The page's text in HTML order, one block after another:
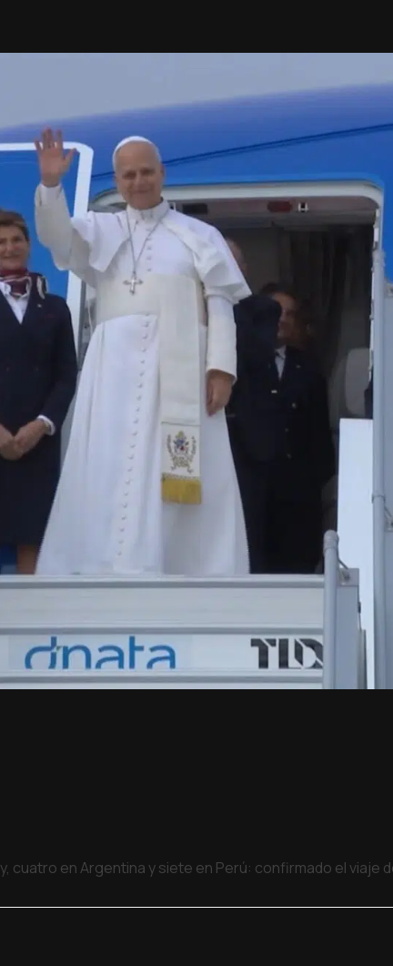
cuatro en Argentina y siete en Perú: confirmado el viaje